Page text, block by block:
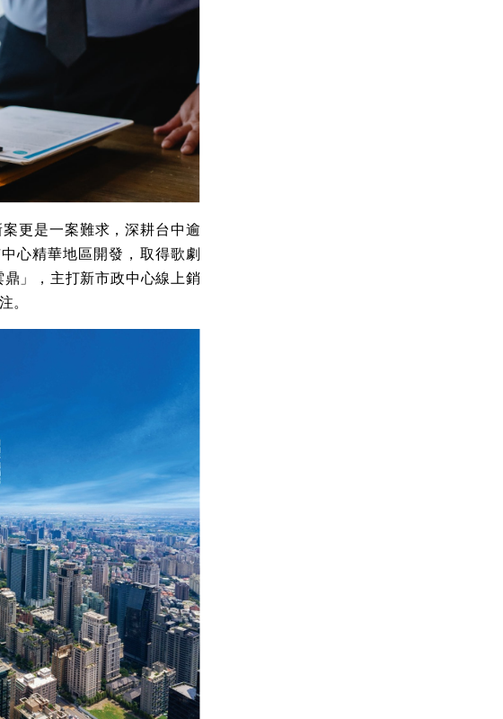
更是一案難求，深耕台中逾
心精華地區開發，取得歌劇
」，主打新市政中心線上銷
。